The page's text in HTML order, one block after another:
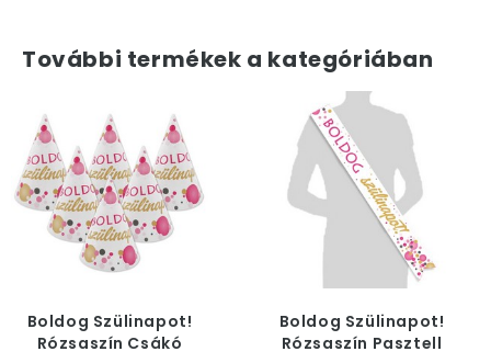
További termékek a kategóriában
Boldog Szülinapot!
Rózsaszín Csákó
Boldog Szülinapot!
Rózsaszín Pasztell